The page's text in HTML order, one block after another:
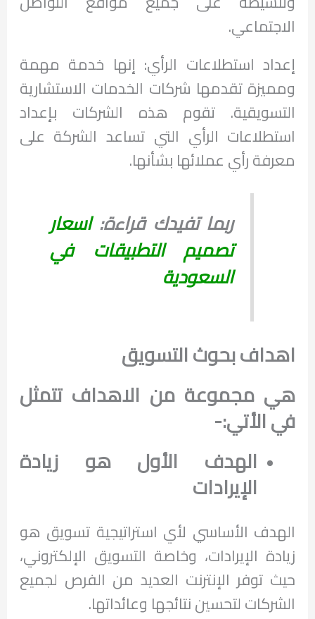
الاجتماعي.
إعداد استطلاعات الرأي: إنها خدمة مهمة
ومميزة تقدمها شركات الخدمات الاستشارية
التسويقية. تقوم هذه الشركات بإعداد
استطلاعات الرأي التي تساعد الشركة على
معرفة رأي عملائها بشأنها.
ربما تفيدك قراءة:اسعار
تصميم التطبيقات في
السعودية
اهداف بحوث التسويق
هي مجموعة من الاهداف تتمثل
في الأتي:-
الهدف الأول هو زيادة
الإيرادات
الهدف الأساسي لأي استراتيجية تسويق هو
زيادة الإيرادات، وخاصة التسويق الإلكتروني،
حيث توفر الإنترنت العديد من الفرص لجميع
الشركات لتحسين نتائجها وعائداتها.